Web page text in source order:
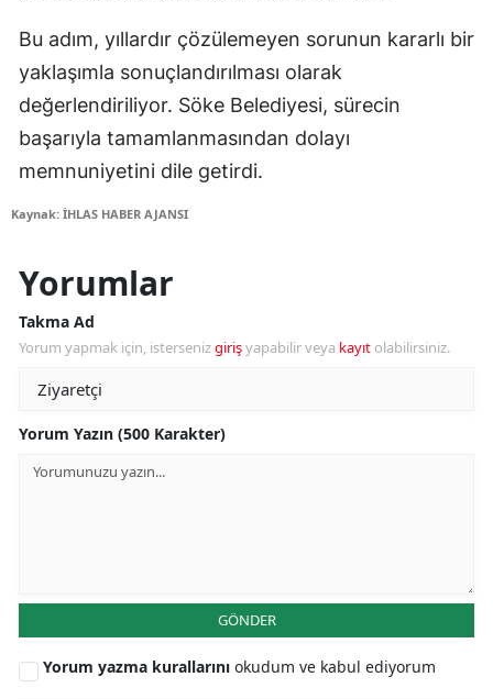
Bu adım, yıllardır çözülemeyen sorunun kararlı bir
yaklaşımla sonuçlandırılması olarak
değerlendiriliyor. Söke Belediyesi, sürecin
başarıyla tamamlanmasından dolayı
memnuniyetini dile getirdi.
Kaynak: İHLAS HABER AJANSI
Yorumlar
Takma Ad
Yorum yapmak için, istersenizgirişyapabilir veya kayıt olabilirsiniz.
Yorum Yazın (500 Karakter)
GÖNDER
Yorum yazma kurallarını okudum ve kabul ediyorum